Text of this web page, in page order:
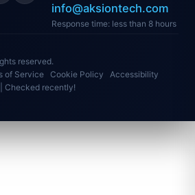
info@aksiontech.com
Response time: less than 8 hours
reserved.
of Service Cookie Policy
Accessibility
Checked recently!